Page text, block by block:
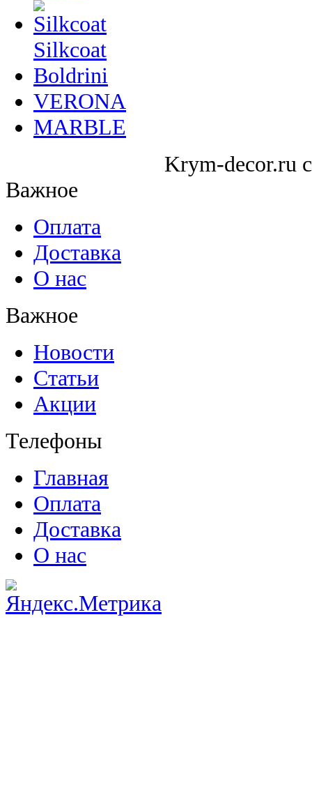
Silkcoat
Boldrini
VERONA
MARBLE
Krym-decor.ru
Важное
Оплата
Доставка
О нас
Важное
Новости
Статьи
Акции
Телефоны
Главная
Оплата
Доставка
О нас